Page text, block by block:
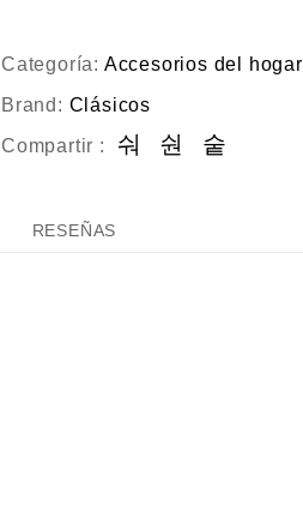
Categoría: Accesorios del hogar
Brand: Clásicos
Compartir :
RESEÑAS